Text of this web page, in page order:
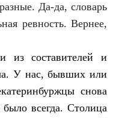
Да-да, словарь
ревность. Вернее,
из составителей и
У нас, бывших или
снова
всегда. Столица